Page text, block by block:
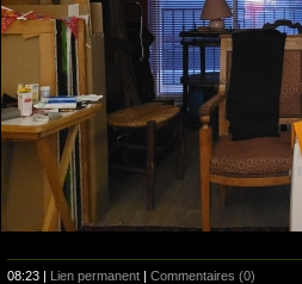
08:23 | Lien permanent | Commentaires (0)